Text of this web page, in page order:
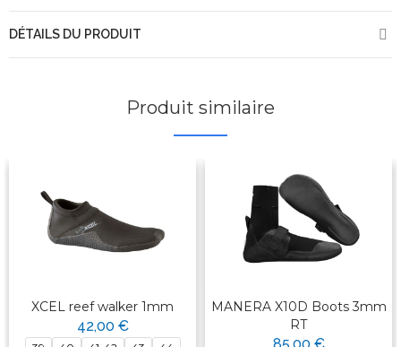
DÉTAILS DU PRODUIT
Produit similaire
XCEL reef walker 1mm
42,00 €
MANERA X10D Boots 3mm
RT